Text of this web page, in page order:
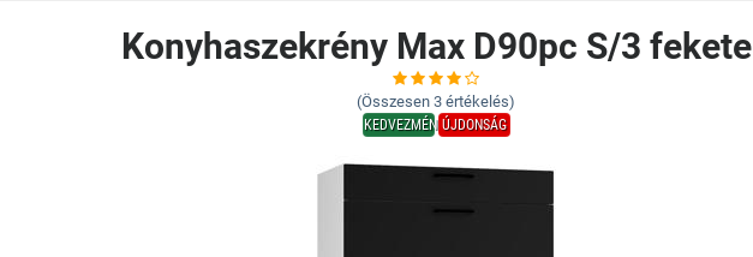
Konyhaszekrény Max D90pc S/3 fekete
(Összesen 3 értékelés)
KEDVEZMÉNYÚJDONSÁG